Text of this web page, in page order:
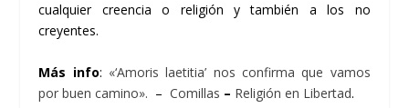
cualquier creencia o religión y también a los no
creyentes.
Más info: «‘Amoris laetitia’ nos confirma que vamos
por buen camino». – Comillas – Religión en Libertad.